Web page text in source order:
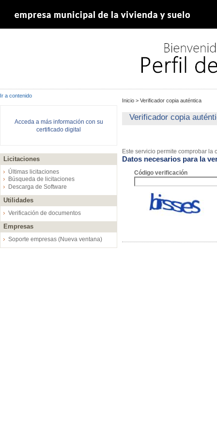
Ir a contenido
Acceda a más información con su
certificado digital
Licitaciones
Últimas licitaciones
Búsqueda de licitaciones
Descarga de Software
Utilidades
Verificación de documentos
Empresas
Soporte empresas (Nueva ventana)
Inicio > Verificador copia auténtica
Verificador copia
Este servicio permite comprobar
Datos necesarios para la
Código verificación